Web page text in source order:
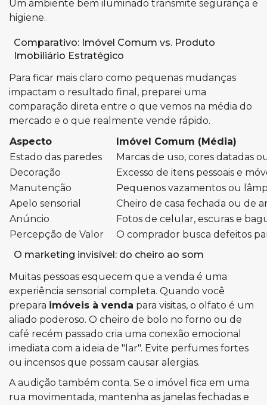
Um ambiente bem iluminado transmite segurança e
higiene.
Comparativo: Imóvel Comum vs. Produto
Imobiliário Estratégico
Para ficar mais claro como pequenas mudanças
impactam o resultado final, preparei uma
comparação direta entre o que vemos na média do
mercado e o que realmente vende rápido.
Aspecto
Imóvel Comum (Média)
Estado das paredes
Marcas de uso, cores datadas
Decoração
Excesso de itens pessoais e
Manutenção
Pequenos vazamentos ou
Apelo sensorial
Cheiro de casa fechada ou de
Anúncio
Fotos de celular, escuras e
Percepção de Valor
O comprador busca defeitos
O marketing invisível: do cheiro ao som
Muitas pessoas esquecem que a venda é uma
experiência sensorial completa. Quando você
prepara imóveis à venda para visitas, o olfato é um
aliado poderoso. O cheiro de bolo no forno ou de
café recém passado cria uma conexão emocional
imediata com a ideia de "lar". Evite perfumes fortes
ou incensos que possam causar alergias.
A audição também conta. Se o imóvel fica em uma
rua movimentada, mantenha as janelas fechadas e